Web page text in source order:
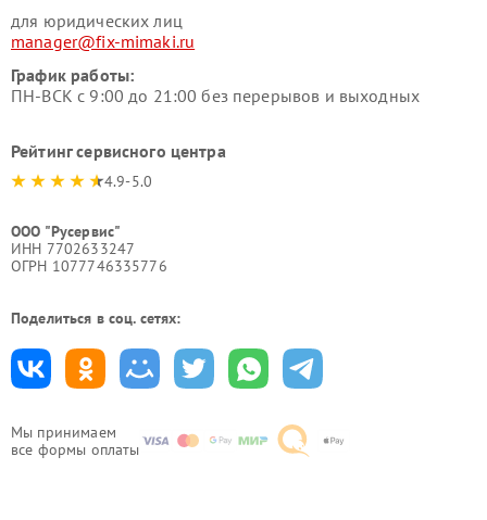
Мы принимаем
все формы оплаты
для юридических лиц
manager@fix-mimaki.ru
График работы:
ПН-ВСК с 9:00 до 21:00 без перерывов и выходных
Рейтинг сервисного центра
4.9-5.0
ООО "Русервис"
ИНН 7702633247
ОГРН 1077746335776
Поделиться в соц. сетях: